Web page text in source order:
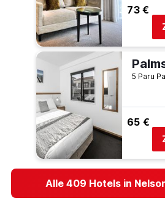
73 €
65 €
Alle 409 Hotels in